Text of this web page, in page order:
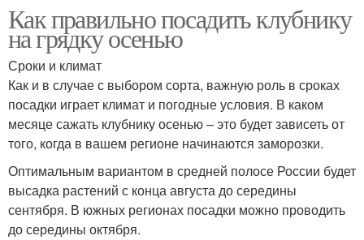
Как правильно посадить клубнику
на грядку осенью
Сроки и климат
Как и в случае с выбором сорта, важную роль в сроках
посадки играет климат и погодные условия. В каком
месяце сажать клубнику осенью – это будет зависеть от
того, когда в вашем регионе начинаются заморозки.
Оптимальным вариантом в средней полосе России будет
высадка растений с конца августа до середины
сентября. В южных регионах посадки можно проводить
до середины октября.